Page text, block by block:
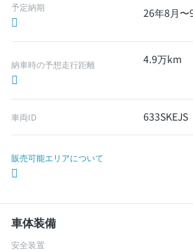
予定納期 26年8月〜
納車時の予想走行距離 4.9万km
車両ID 633SKEJS
販売可能エリアについて
車体装備
安全装置